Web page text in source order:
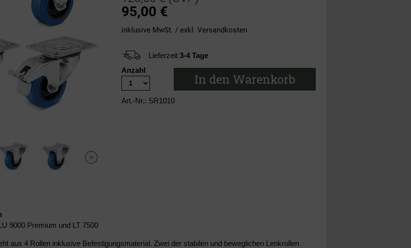
95,00 €
inklusive MwSt. / exkl. Versandkosten
Lieferzeit 3-4 Tage
Anzahl
In den Warenkorb
Art.-Nr.: SR1010
9000 Premium und LT 7500
aus 4 Rollen inklusive Befestigungsmaterial. Zwei der stabilen und beweglichen Lenkrollen